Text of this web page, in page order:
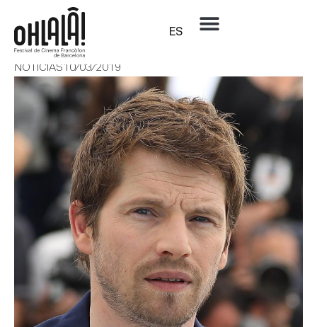
ES
Los invitados de Ohlalà!
NOTICIAS 10/03/2019